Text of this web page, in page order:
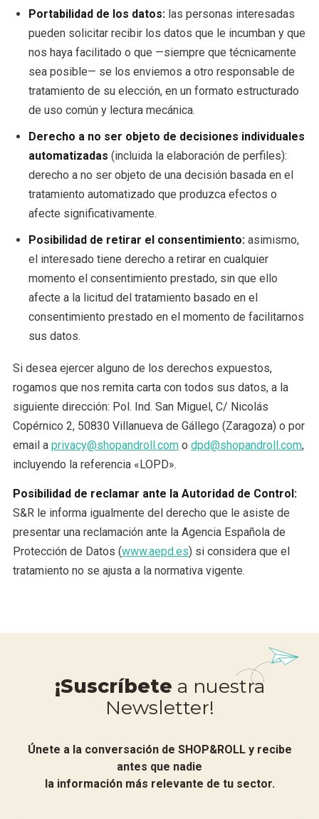
Portabilidad de los datos: las personas interesadas
pueden solicitar recibir los datos que le incumban y que
nos haya facilitado o que —siempre que técnicamente
sea posible— se los enviemos a otro responsable de
tratamiento de su elección, en un formato estructurado
de uso común y lectura mecánica.
Derecho a no ser objeto de decisiones individuales
automatizadas (incluida la elaboración de perfiles):
derecho a no ser objeto de una decisión basada en el
tratamiento automatizado que produzca efectos o
afecte significativamente.
Posibilidad de retirar el consentimiento: asimismo,
el interesado tiene derecho a retirar en cualquier
momento el consentimiento prestado, sin que ello
afecte a la licitud del tratamiento basado en el
consentimiento prestado en el momento de facilitarnos
sus datos.
Si desea ejercer alguno de los derechos expuestos,
rogamos que nos remita carta con todos sus datos, a la
siguiente dirección: Pol. Ind. San Miguel, C/ Nicolás
Copérnico 2, 50830 Villanueva de Gállego (Zaragoza) o por
email a privacy@shopandroll.com o dpd@shopandroll.com,
incluyendo la referencia «LOPD».
Posibilidad de reclamar ante la Autoridad de Control:
S&R le informa igualmente del derecho que le asiste de
presentar una reclamación ante la Agencia Española de
Protección de Datos (www.aepd.es) si considera que el
tratamiento no se ajusta a la normativa vigente.
¡Suscríbete a nuestra
Newsletter!
Únete a la conversación de SHOP&ROLL y recibe
antes que nadie
la información más relevante de tu sector.